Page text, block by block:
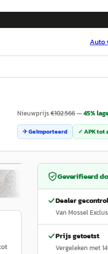
Auto
Nieuwprijs€102.566—45%
✈ Geïmporteerd ✓ APK tot
/43
Geverifieerd
Dealer
Van Mossel
Prijs getoetst
Vergeleken met